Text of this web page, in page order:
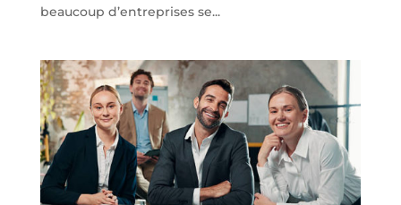
beaucoup d’entreprises se...